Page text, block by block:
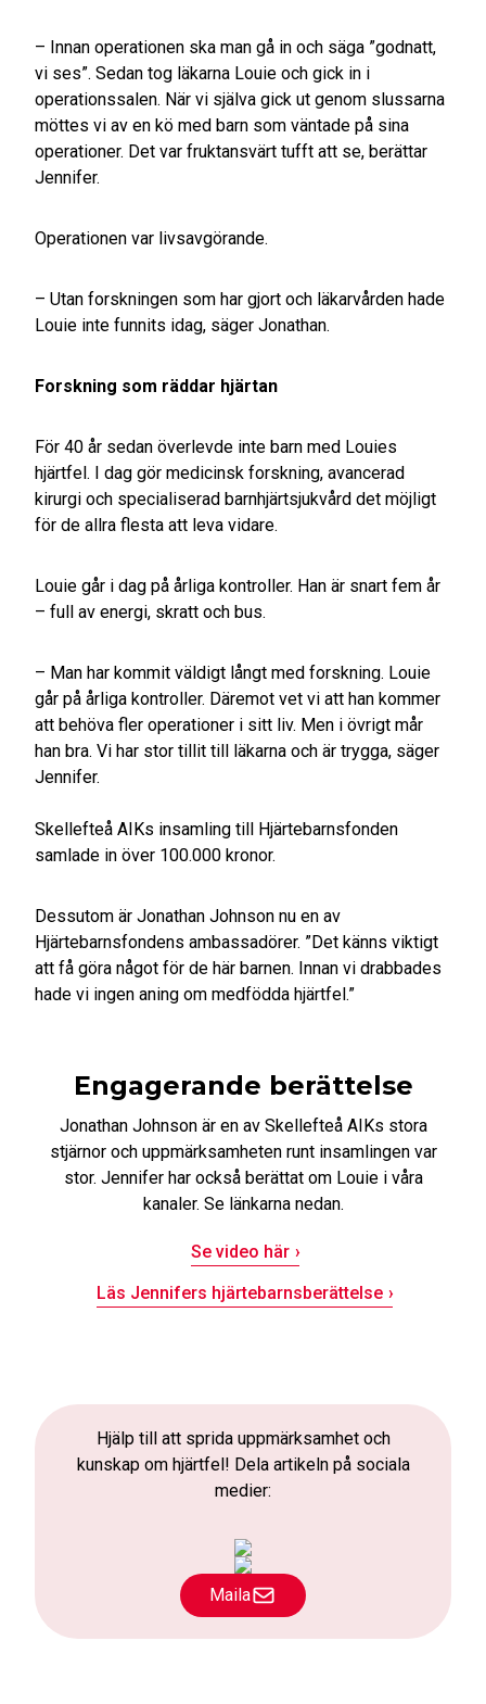
– Innan operationen ska man gå in och säga ”godnatt,
vi ses”. Sedan tog läkarna Louie och gick in i
operationssalen. När vi själva gick ut genom slussarna
möttes vi av en kö med barn som väntade på sina
operationer. Det var fruktansvärt tufft att se, berättar
Jennifer.
Operationen var livsavgörande.
– Utan forskningen som har gjort och läkarvården hade
Louie inte funnits idag, säger Jonathan.
Forskning som räddar hjärtan
För 40 år sedan överlevde inte barn med Louies
hjärtfel. I dag gör medicinsk forskning, avancerad
kirurgi och specialiserad barnhjärtsjukvård det möjligt
för de allra flesta att leva vidare.
Louie går i dag på årliga kontroller. Han är snart fem år
– full av energi, skratt och bus.
– Man har kommit väldigt långt med forskning. Louie
går på årliga kontroller. Däremot vet vi att han kommer
att behöva fler operationer i sitt liv. Men i övrigt mår
han bra. Vi har stor tillit till läkarna och är trygga, säger
Jennifer.
Skellefteå AIKs insamling till Hjärtebarnsfonden
samlade in över 100.000 kronor.
Dessutom är Jonathan Johnson nu en av
Hjärtebarnsfondens ambassadörer. ”Det känns viktigt
att få göra något för de här barnen. Innan vi drabbades
hade vi ingen aning om medfödda hjärtfel.”
Engagerande berättelse
Jonathan Johnson är en av Skellefteå AIKs stora
stjärnor och uppmärksamheten runt insamlingen var
stor. Jennifer har också berättat om Louie i våra
kanaler. Se länkarna nedan.
Se video här
Läs Jennifers hjärtebarnsberättelse
Hjälp till att sprida uppmärksamhet och
kunskap om hjärtfel! Dela artikeln på sociala
medier:
Maila